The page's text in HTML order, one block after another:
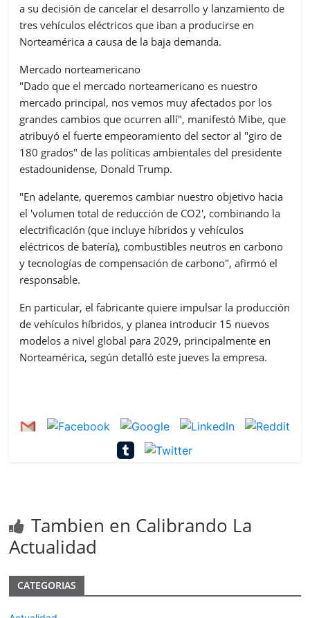
a su decisión de cancelar el desarrollo y lanzamiento de
tres vehículos eléctricos que iban a producirse en
Norteamérica a causa de la baja demanda.
Mercado norteamericano
"Dado que el mercado norteamericano es nuestro
mercado principal, nos vemos muy afectados por los
grandes cambios que ocurren allí", manifestó Mibe, que
atribuyó el fuerte empeoramiento del sector al "giro de
180 grados" de las políticas ambientales del presidente
estadounidense, Donald Trump.
"En adelante, queremos cambiar nuestro objetivo hacia
el 'volumen total de reducción de CO2', combinando la
electrificación (que incluye híbridos y vehículos
eléctricos de batería), combustibles neutros en carbono
y tecnologías de compensación de carbono", afirmó el
responsable.
En particular, el fabricante quiere impulsar la producción
de vehículos híbridos, y planea introducir 15 nuevos
modelos a nivel global para 2029, principalmente en
Norteamérica, según detalló este jueves la empresa.
Tambien en Calibrando La
Actualidad
CATEGORIAS